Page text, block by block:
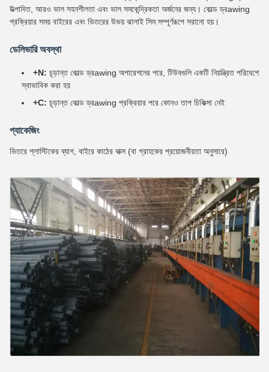
উত্পাদিত, আরও ভাল সহনশীলতা এবং ভাল সমকেন্দ্রিকতা অর্জনের জন্য। কোল্ড ড্রawing
প্রক্রিয়ার সময় বাইরের এবং ভিতরের উভয় ঝালাই সিম সম্পূর্ণরূপে সরানো হয়।
ডেলিভারি অবস্থা
+N: চূড়ান্ত কোল্ড ড্রawing অপারেশনের পরে, টিউবগুলি একটি নিয়ন্ত্রিত পরিবেশে
স্বাভাবিক করা হয়
+C: চূড়ান্ত কোল্ড ড্রawing প্রক্রিয়ার পরে কোনও তাপ চিকিত্সা নেই
প্যাকেজিং
ভিতরে প্লাস্টিকের ব্যাগ, বাইরে কাঠের বাক্স (বা গ্রাহকের প্রয়োজনীয়তা অনুসারে)